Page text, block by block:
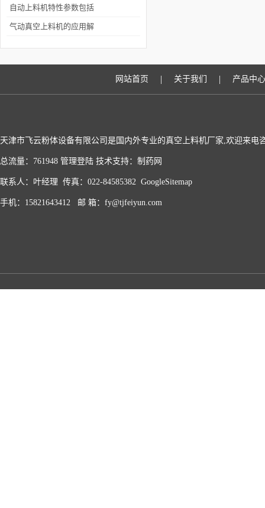
上是合格的真空上料机
自动上料机特性参数包括
哪些方面
气动真空上料机的应用解
网站首页 | 关于我们 | 产品中心
天津市飞云粉体设备有限公司是国内外专业的真空上料机厂家,欢迎来电
总流量：761948 管理登陆 技术支持： 制药网
联系人：叶经理 传真：022-84585382 GoogleSitemap
手机：15821643412 邮 箱：fy@tjfeiyun.com